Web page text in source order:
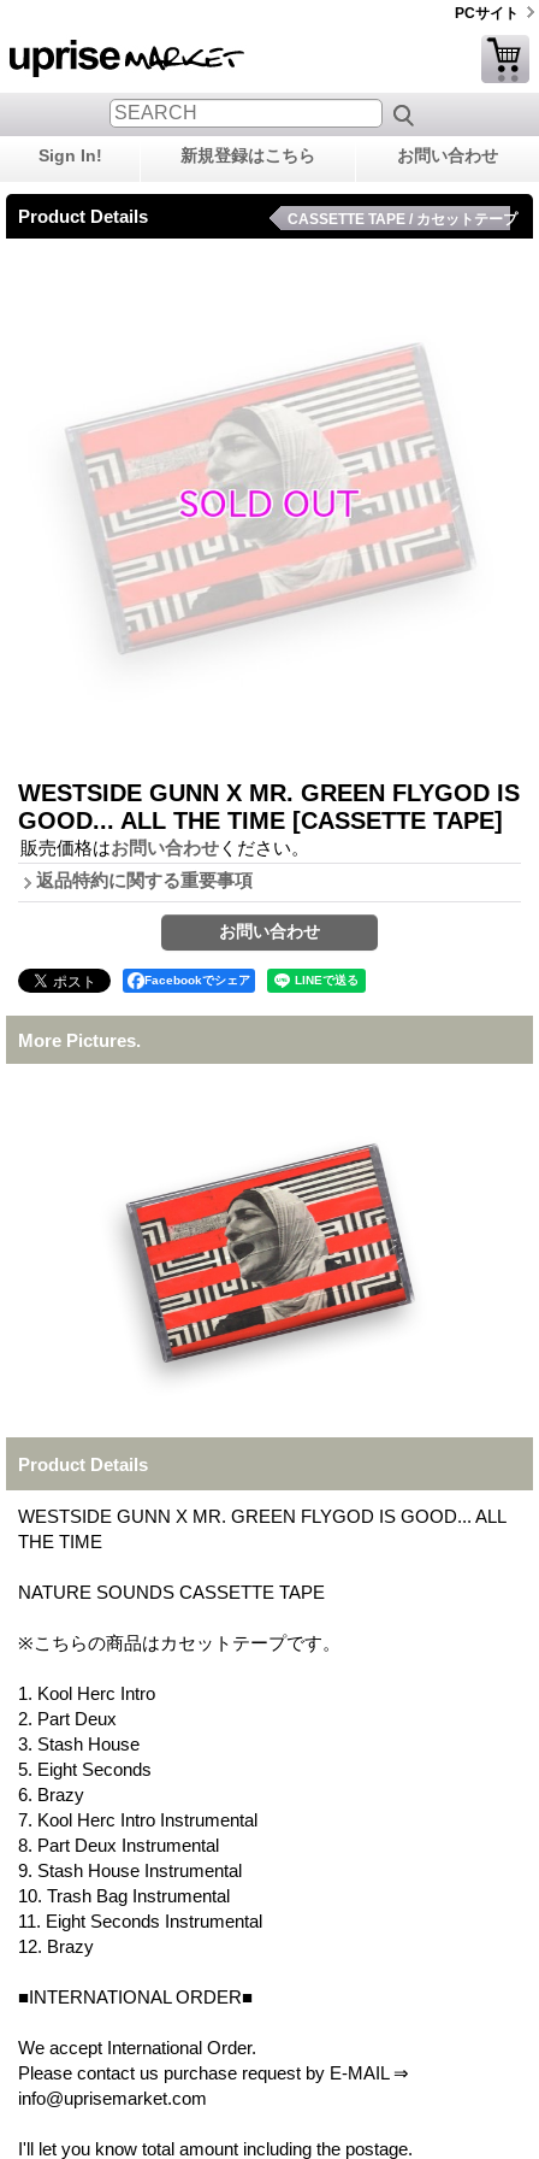
PCサイト
Sign In! 新規登録はこちら お問い合わせ
Product Details CASSETTE TAPE / カセットテープ
WESTSIDE GUNN X MR. GREEN FLYGOD IS
GOOD... ALL THE TIME [CASSETTE TAPE]
販売価格はお問い合わせ ください。
返品特約に関する重要事項
Facebookでシェア
More Pictures.
Product Details
WESTSIDE GUNN X MR. GREEN FLYGOD IS GOOD... ALL
THE TIME
NATURE SOUNDS CASSETTE TAPE
※こちらの商品はカセットテープです。
1. Kool Herc Intro
2. Part Deux
3. Stash House
5. Eight Seconds
6. Brazy
7. Kool Herc Intro Instrumental
8. Part Deux Instrumental
9. Stash House Instrumental
10. Trash Bag Instrumental
11. Eight Seconds Instrumental
12. Brazy
■INTERNATIONAL ORDER■
We accept International Order.
Please contact us purchase request by E-MAIL ⇒
info@uprisemarket.com
I'll let you know total amount including the postage.